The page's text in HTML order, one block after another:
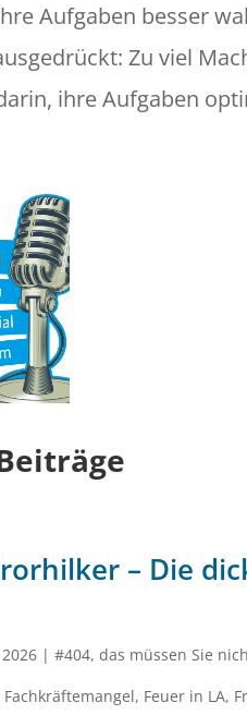
Aufgaben besser
Zu viel
ihre Aufgaben
– Die
|#404,das müssen Sie
Fachkräftemangel, Feuer in LA,